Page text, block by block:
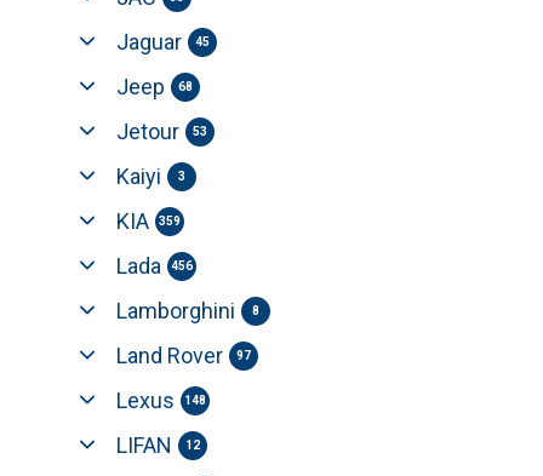
Jaguar 45
Jeep 68
Jetour 53
Kaiyi 3
KIA 359
Lada 456
Lamborghini 8
Land Rover 97
Lexus 148
LIFAN 12